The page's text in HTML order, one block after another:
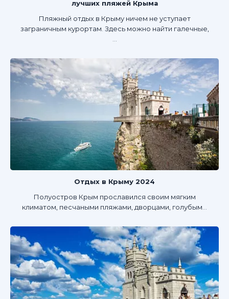
лучших пляжей Крыма
Пляжный отдых в Крыму ничем не уступает
заграничным курортам. Здесь можно найти галечные,
Отдых в Крыму 2024
Полуостров Крым прославился своим мягким
климатом, песчаными пляжами, дворцами, голубым...